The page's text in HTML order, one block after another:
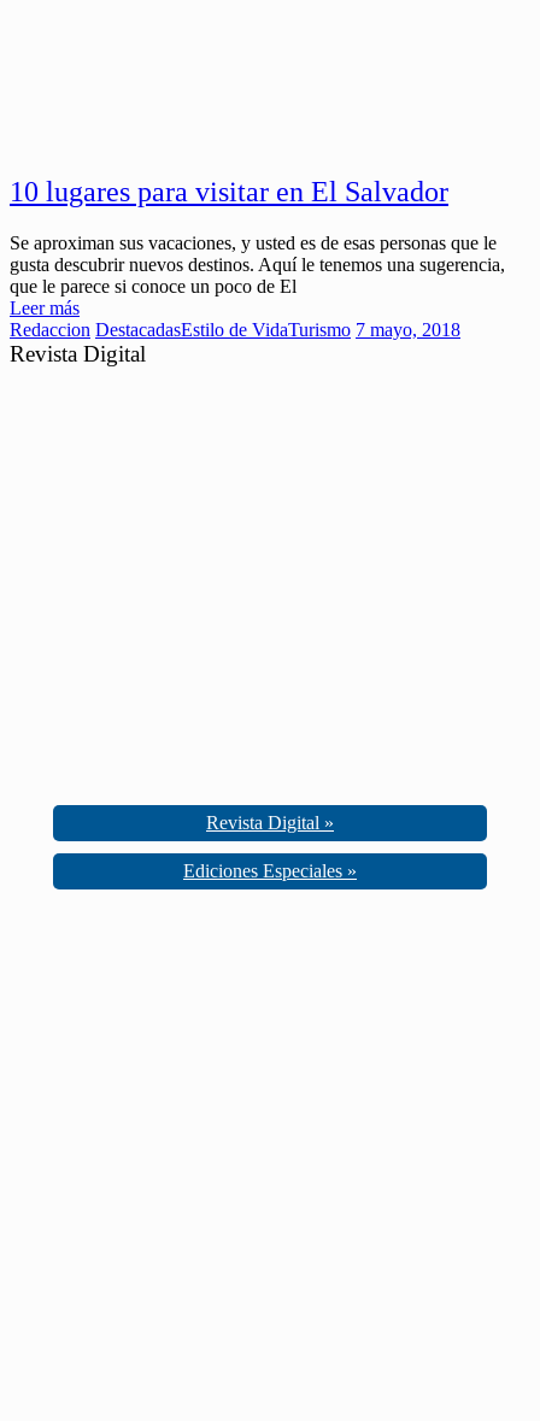
10 lugares para visitar en El Salvador
Se aproximan sus vacaciones, y usted es de esas personas que le
gusta descubrir nuevos destinos. Aquí le tenemos una sugerencia,
que le parece si conoce un poco de El
Leer más
Redaccion DestacadasEstilo de VidaTurismo 7 mayo, 2018
Revista Digital
Revista Digital »
Ediciones Especiales »